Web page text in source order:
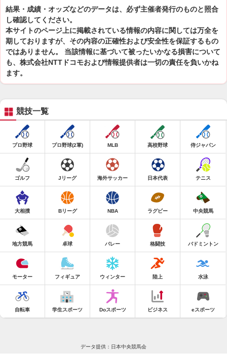
結果・成績・オッズなどのデータは、必ず主催者発行のものと照合
し確認してください。
本サイトのページ上に掲載されている情報の内容に関しては万全を
期しておりますが、その内容の正確性および安全性を保証するもの
ではありません。 当該情報に基づいて被ったいかなる損害について
も、株式会社NTTドコモおよび情報提供者は一切の責任を負いかね
ます。
競技一覧
プロ野球 プロ野球(2軍) MLB 高校野球 侍ジャパン
ゴルフ Jリーグ 海外サッカー 日本代表 テニス
大相撲 Bリーグ NBA ラグビー 中央競馬
地方競馬 卓球 バレー 格闘技 バドミントン
モーター フィギュア ウィンター 陸上 水泳
自転車 学生スポーツ Doスポーツ ビジネス eスポーツ
データ提供：日本中央競馬会